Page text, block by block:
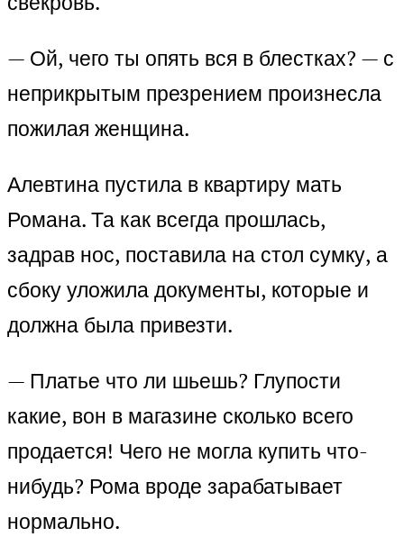
— Ой, чего ты опять вся в блестках? — с
неприкрытым презрением произнесла
пожилая женщина.
Алевтина пустила в квартиру мать
Романа. Та как всегда прошлась,
задрав нос, поставила на стол сумку, а
сбоку уложила документы, которые и
должна была привезти.
— Платье что ли шьешь? Глупости
какие, вон в магазине сколько всего
продается! Чего не могла купить что-
нибудь? Рома вроде зарабатывает
нормально.